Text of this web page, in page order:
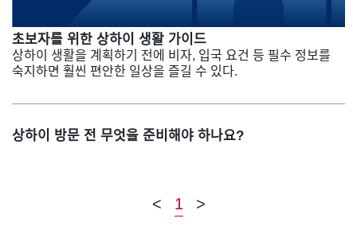
초보자를 위한 상하이 생활 가이드
상하이 생활을 계획하기 전에 비자, 입국 요건 등 필수 정보를
숙지하면 훨씬 편안한 일상을 즐길 수 있다.
상하이 방문 전 무엇을 준비해야 하나요?
< 1 >